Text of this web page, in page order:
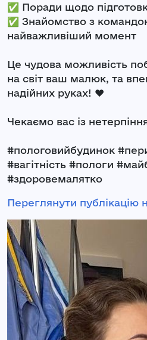
✅ Поради щодо
✅ Знайомство з
найважливіший момент
Це чудова можливість
на світ ваш малюк, та
надійних руках! ❤️
Чекаємо вас із
#пологовийбудинок
#вагітність #пологи
#здоровемалятко
Переглянути публікацію